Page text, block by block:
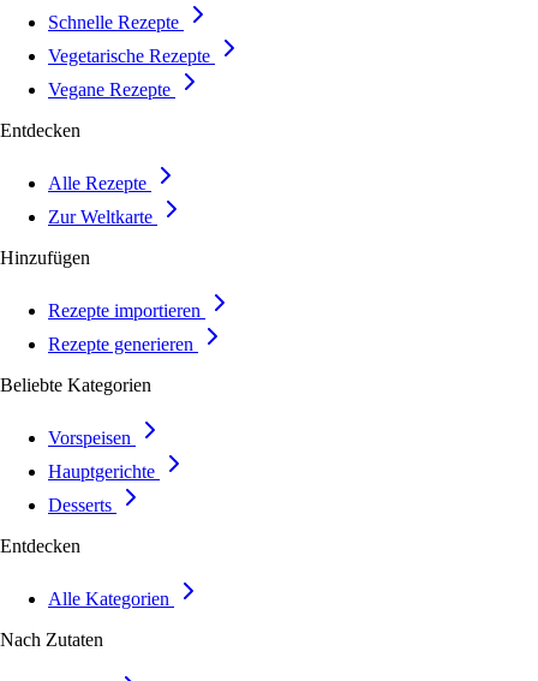
Schnelle Rezepte
Vegetarische Rezepte
Vegane Rezepte
Entdecken
Alle Rezepte
Zur Weltkarte
Hinzufügen
Rezepte importieren
Rezepte generieren
Beliebte Kategorien
Vorspeisen
Hauptgerichte
Desserts
Entdecken
Alle Kategorien
Nach Zutaten